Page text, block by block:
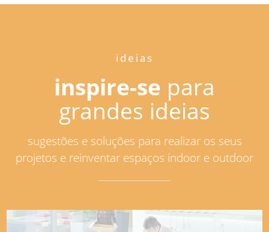
ideias
inspire-se para
grandes ideias
sugestões e soluções para realizar os seus
projetos e reinventar espaços indoor e outdoor